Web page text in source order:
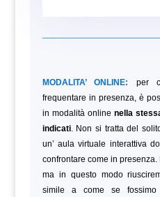
MODALITA’ ONLINE:
per
frequentare in presenza, è
in modalità onlinenella
indicati. Non si tratta del
un’ aula virtuale interattiva
confrontare come in
ma in questo modo
simile a come se